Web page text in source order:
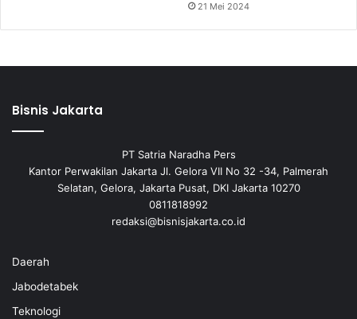
21 Mei 2024
Bisnis Jakarta
PT Satria Naradha Pers
Kantor Perwakilan Jakarta Jl. Gelora VII No 32 -34, Palmerah
Selatan, Gelora, Jakarta Pusat, DKI Jakarta 10270
0811818992
redaksi@bisnisjakarta.co.id
Daerah
Jabodetabek
Teknologi